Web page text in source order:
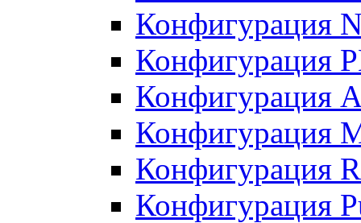
Конфигурация
Конфигурация
Конфигурация
Конфигурация
Конфигурация
Конфигурация